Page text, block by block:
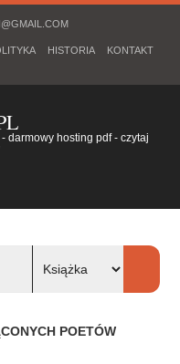
HISTORIA KONTAKT
darmowy hosting pdf - czytaj
POETÓW